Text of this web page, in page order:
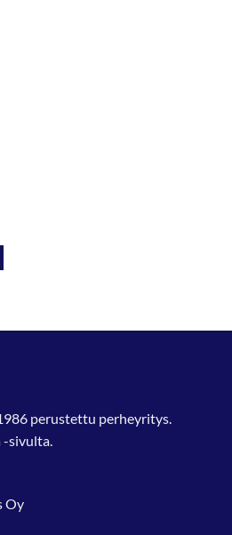
perustettu perheyritys.
-sivulta.
Oy